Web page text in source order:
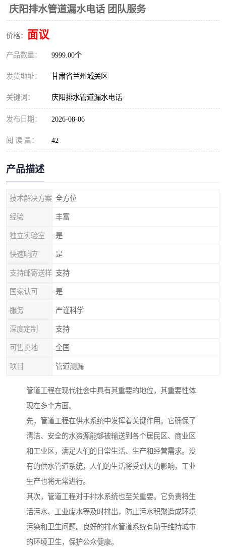
庆阳排水管道漏水电话 团队服务
价格： 面议
产品数量： 9999.00个
发货地址： 甘肃省兰州城关区
关键词： 庆阳排水管道漏水电话
发布日期： 2026-08-06
阅 读 量： 42
产品描述
技术解决方案 全方位
经验 丰富
独立实验室 是
快速响应 是
支持邮寄送样 支持
国家认可 是
服务 严谨科学
深度定制 支持
可售卖地 全国
项目 管道测漏
管道工程在现代社会中具有其重要的地位，其重要性体
现在多个方面。
先，管道工程在供水系统中发挥着关键作用。它确保了
清洁、安全的水资源能够被输送到各个居民区、商业区
和工业区，满足人们的日常生活、生产和经营需求。没
有的供水管道系统，人们的生活将受到大的影响，工业
生产也将无常进行。
其次，管道工程对于排水系统也至关重要。它负责将生
活污水、工业废水等及时排出，防止污水积聚造成环境
污染和卫生问题。良好的排水管道系统有助于维持城市
的环境卫生，保护公众健康。